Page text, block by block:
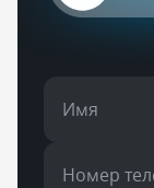
Имя
Номер